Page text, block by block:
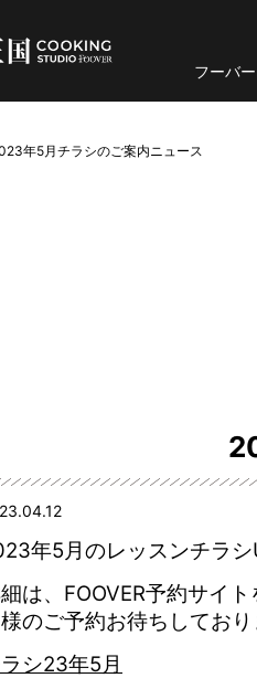
フーバ
ニュース
年5月チラシのご案内
年5月のレッスンチラシ
は、FOOVER予約サイト
のご予約お待ちしており
シ23年5月